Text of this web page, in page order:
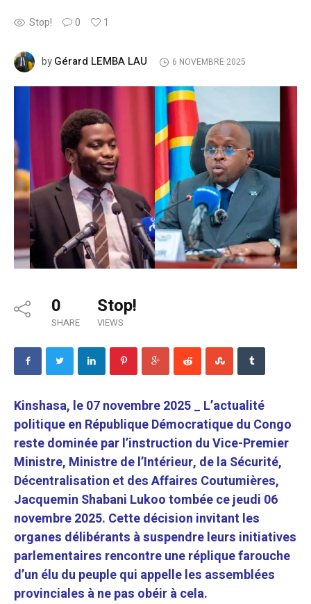
Stop! 0 1
byGérard LEMBA LAU 6 NOVEMBRE 2025
0
SHARE
Stop!
VIEWS
Kinshasa, le 07 novembre 2025 _ L’actualité
politique en République Démocratique du Congo
reste dominée par l’instruction du Vice-Premier
Ministre, Ministre de l’Intérieur, de la Sécurité,
Décentralisation et des Affaires Coutumières,
Jacquemin Shabani Lukoo tombée ce jeudi 06
novembre 2025. Cette décision invitant les
organes délibérants à suspendre leurs initiatives
parlementaires rencontre une réplique farouche
d’un élu du peuple qui appelle les assemblées
provinciales à ne pas obéir à cela.